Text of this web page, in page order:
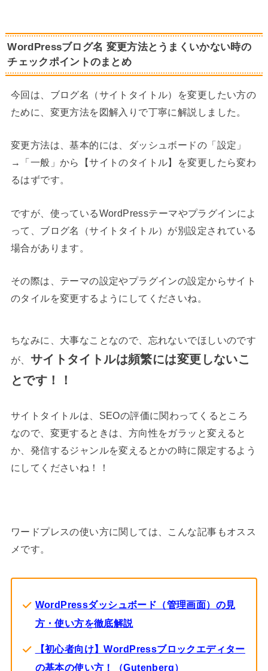
WordPressブログ名 変更方法とうまくいかない時の
チェックポイントのまとめ
今回は、ブログ名（サイトタイトル）を変更したい方の
ために、変更方法を図解入りで丁寧に解説しました。
変更方法は、基本的には、ダッシュボードの「設定」
→「一般」から【サイトのタイトル】を変更したら変わ
るはずです。
ですが、使っているWordPressテーマやプラグインによ
って、ブログ名（サイトタイトル）が別設定されている
場合があります。
その際は、テーマの設定やプラグインの設定からサイト
のタイルを変更するようにしてくださいね。
ちなみに、大事なことなので、忘れないでほしいのです
が、 サイトタイトルは頻繁には変更しないこ
とです！！
サイトタイトルは、SEOの評価に関わってくるところ
なので、変更するときは、方向性をガラッと変えると
か、発信するジャンルを変えるとかの時に限定するよう
にしてくださいね！！
ワードプレスの使い方に関しては、こんな記事もオスス
メです。
WordPressダッシュボード（管理画面）の見
方・使い方を徹底解説
【初心者向け】WordPressブロックエディター
の基本の使い方！（Gutenberg）